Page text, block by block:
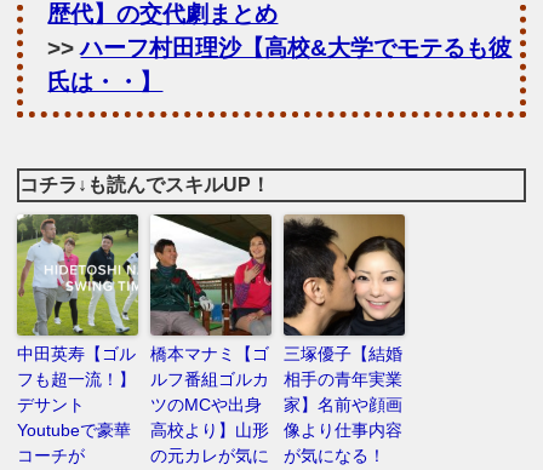
歴代】の交代劇まとめ
>>ハーフ村田理沙【高校&大学でモテるも彼
氏は・・】
コチラ↓も読んでスキルUP！
中田英寿【ゴル
フも超一流！】
デサント
Youtubeで豪華
コーチが
橋本マナミ【ゴ
ルフ番組ゴルカ
ツのMCや出身
高校より】山形
の元カレが気に
三塚優子【結婚
相手の青年実業
家】名前や顔画
像より仕事内容
が気になる！